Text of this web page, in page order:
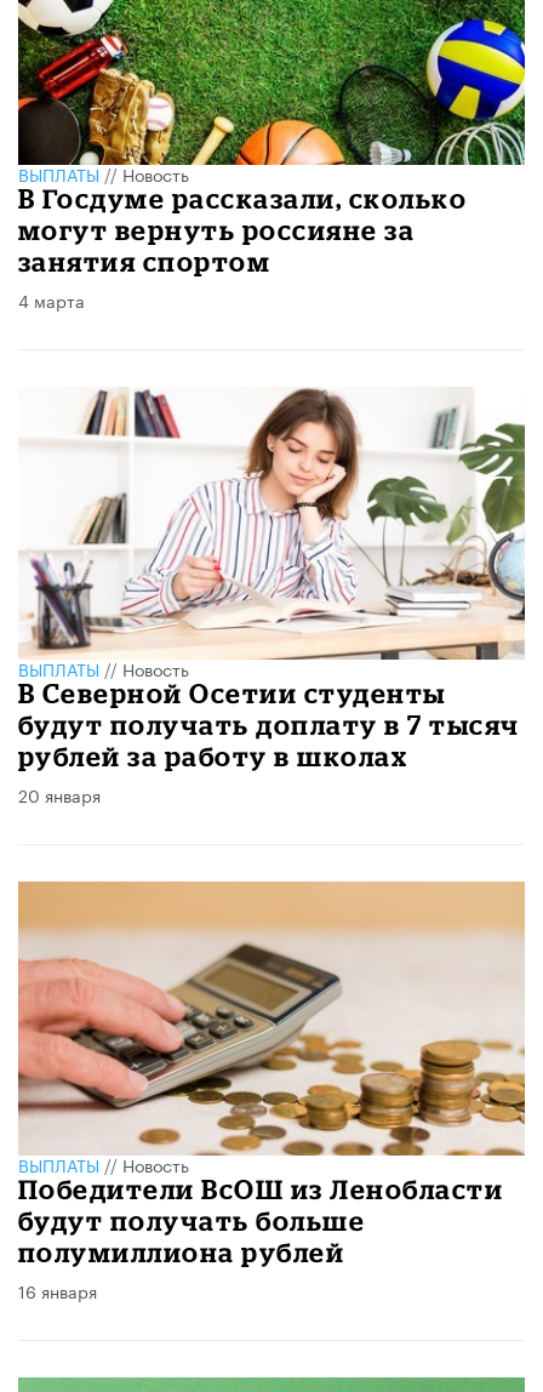
ВЫПЛАТЫ//Новость
В Госдуме рассказали, сколько
могут вернуть россияне за
занятия спортом
4 марта
ВЫПЛАТЫ // Новость
В Северной Осетии студенты
будут получать доплату в 7 тысяч
рублей за работу в школах
20 января
ВЫПЛАТЫ//Новость
Победители ВсОШ из Ленобласти
будут получать больше
полумиллиона рублей
16 января